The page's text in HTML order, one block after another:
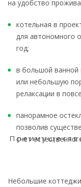
на удобство
котельная в
для автономного
год;
в большой ванной
или небольшую
релаксации в
панорамное
позволив
счет
Небольшие